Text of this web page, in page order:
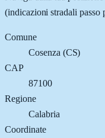
(indicazioni stradali passo
Comune
Cosenza (CS)
CAP
87100
Regione
Calabria
Coordinate